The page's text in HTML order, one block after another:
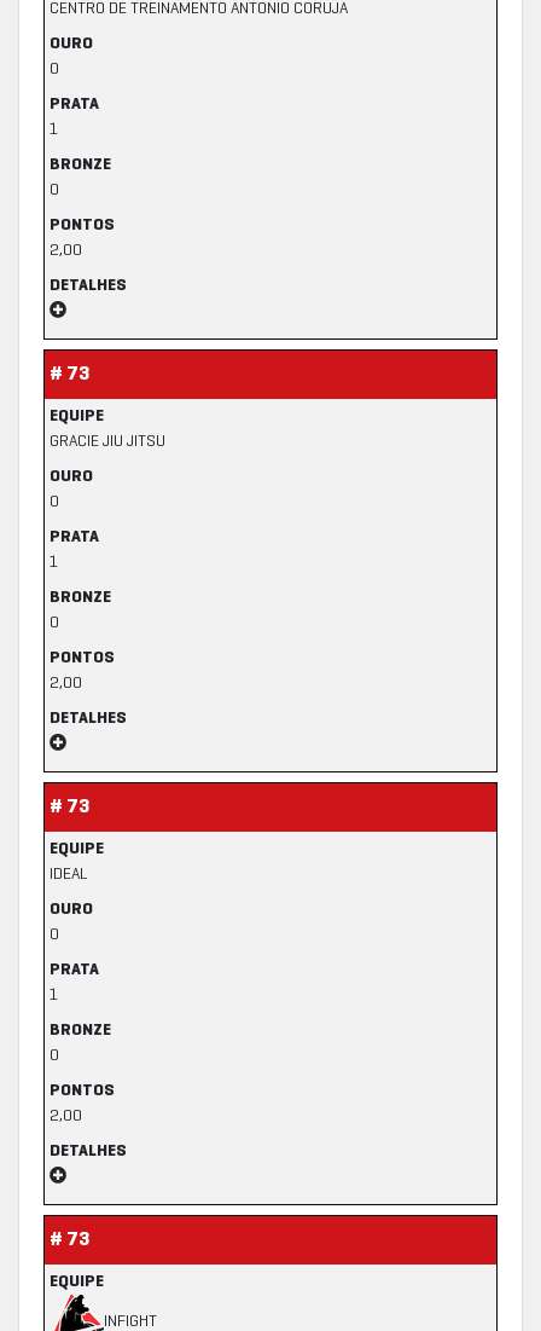
CENTRO DE TREINAMENTO ANTONIO CORUJA
OURO
0
PRATA
1
BRONZE
0
PONTOS
2,00
DETALHES
# 73
EQUIPE
GRACIE JIU JITSU
OURO
0
PRATA
1
BRONZE
0
PONTOS
2,00
DETALHES
# 73
EQUIPE
IDEAL
OURO
0
PRATA
1
BRONZE
0
PONTOS
2,00
DETALHES
# 73
EQUIPE
INFIGHT